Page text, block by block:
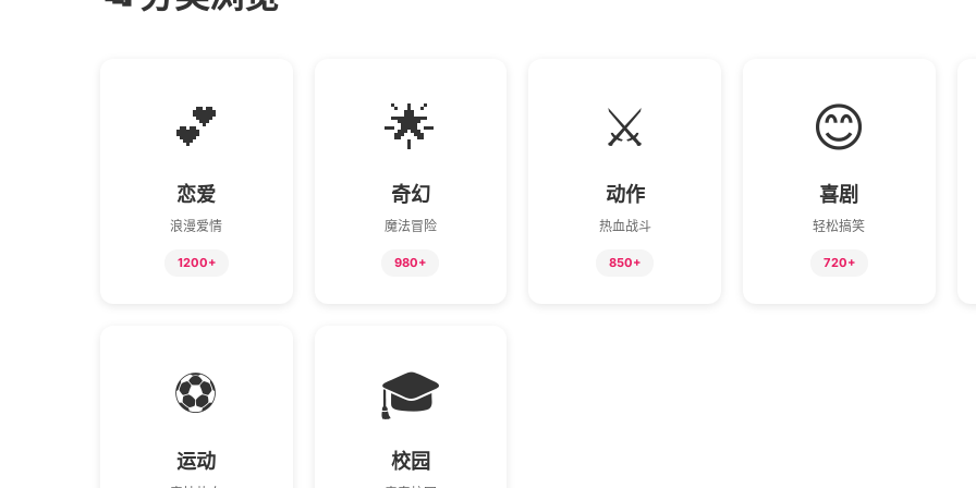
💕
恋爱
浪漫爱情
1200+
🌟
奇幻
魔法冒险
980+
⚔️
动作
热血战斗
850+
😊
喜剧
轻松搞笑
720+
⚽
运动
🎓
校园